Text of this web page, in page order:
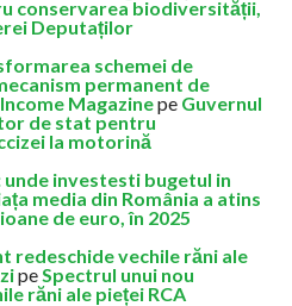
conservarea biodiversității,
Deputaților
schemei de
permanent de
Magazinepe Guvernul
de stat pentru
la motorină
investesti bugetul in
media din România a atins
de euro, în 2025
redeschide vechile răni ale
peSpectrul unui nou
răni ale pieței RCA